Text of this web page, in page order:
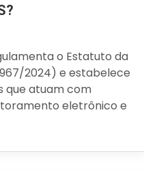
o Estatuto da
2024) e estabelece
que atuam com
eletrônico e